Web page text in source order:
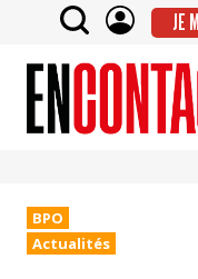
JE
BPO
Actualités